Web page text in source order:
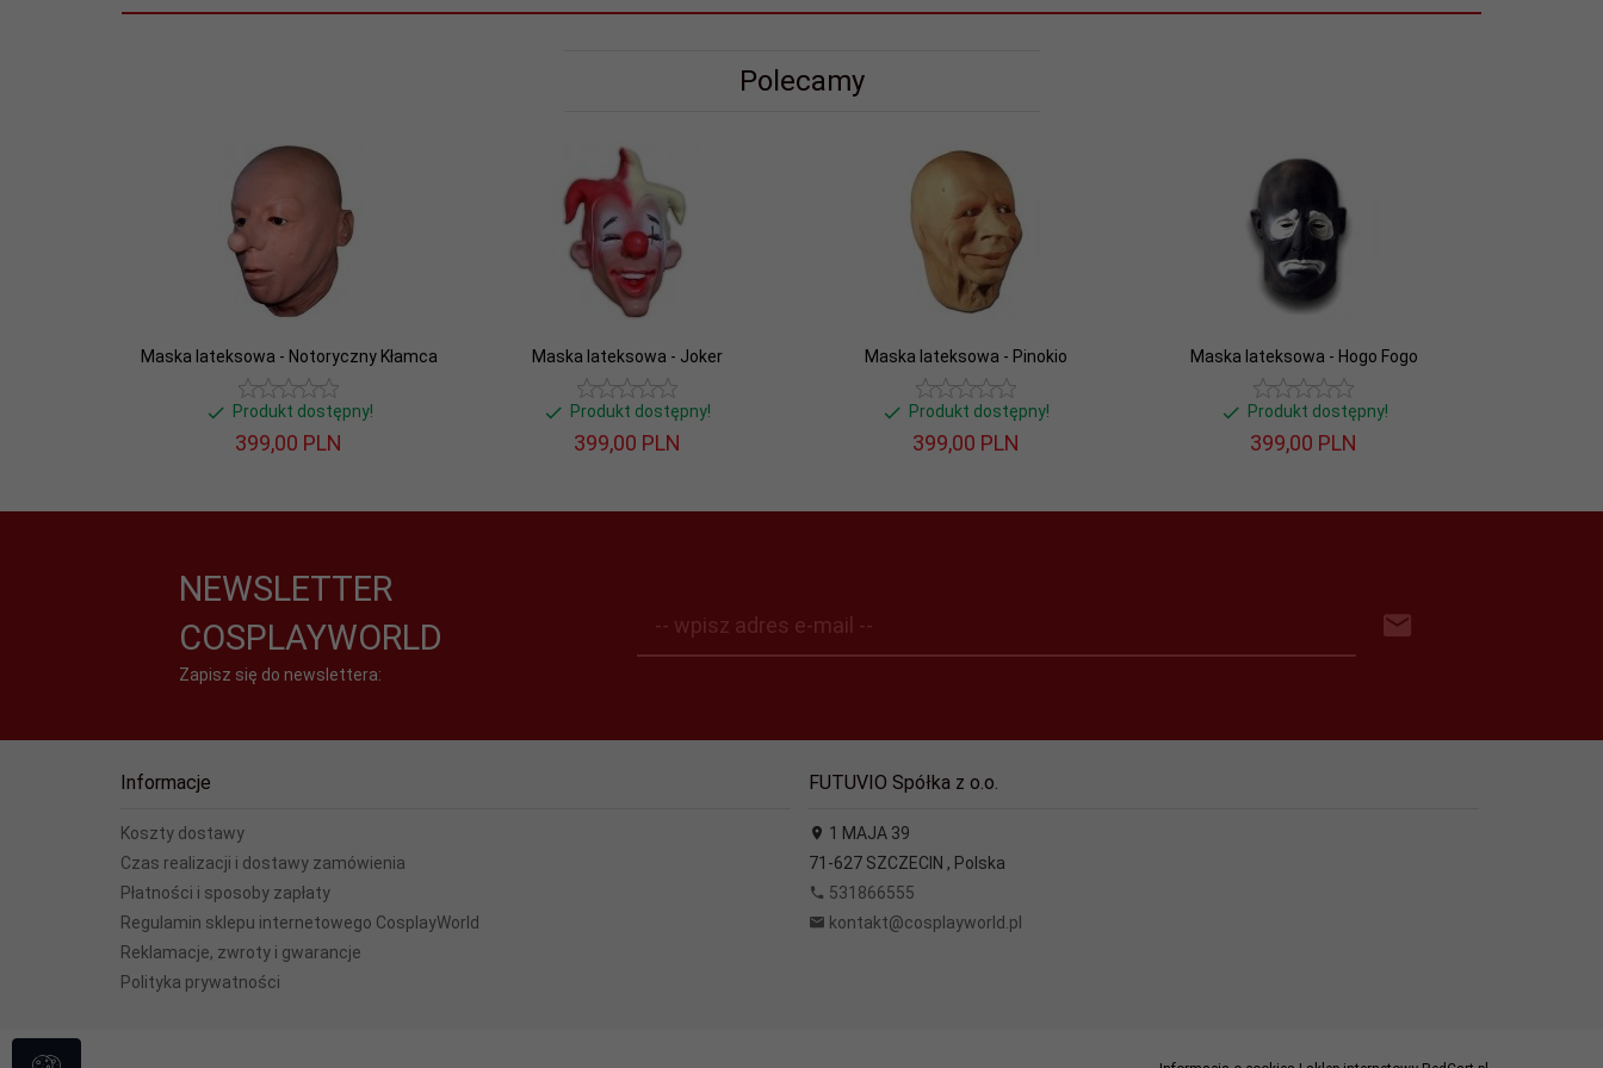
Polecamy
Maska lateksowa - Notoryczny Kłamca
Produkt dostępny!
399,00 PLN
Maska lateksowa - Joker
Produkt dostępny!
399,00 PLN
Maska lateksowa - Pinokio
Produkt dostępny!
399,00 PLN
Maska lateksowa - Hogo Fogo
Produkt dostępny!
399,00 PLN
NEWSLETTER
COSPLAYWORLD
Zapisz się do newslettera:
-- wpisz adres e-mail --
Informacje
Koszty dostawy
Czas realizacji i dostawy zamówienia
Płatności i sposoby zapłaty
Regulamin sklepu internetowego CosplayWorld
Reklamacje, zwroty i gwarancje
Polityka prywatności
FUTUVIO Spółka z o.o.
1 MAJA 39
71-627 SZCZECIN , Polska
531866555
kontakt@cosplayworld.pl